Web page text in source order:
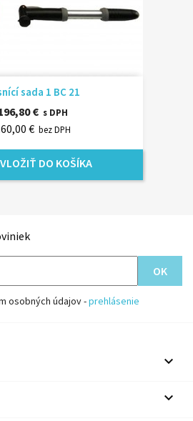
sada 1 BC 21
€ s DPH
€ bez DPH
VLOŽIŤ DO KOŠÍKA
osobných údajov -prehlásenie

